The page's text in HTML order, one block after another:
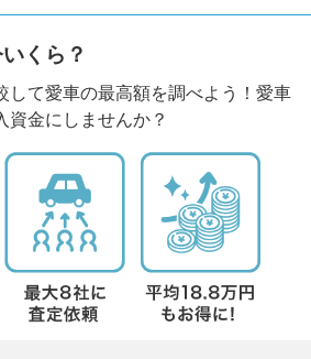
くら？
して愛車の最高額を調べよう！愛車
資金にしませんか？